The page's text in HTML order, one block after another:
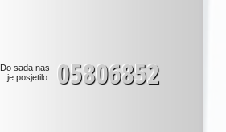
Do sada nas
je posjetilo:
05806852